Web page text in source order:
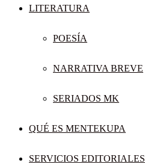
LITERATURA
POESÍA
NARRATIVA BREVE
SERIADOS MK
QUÉ ES MENTEKUPA
SERVICIOS EDITORIALES